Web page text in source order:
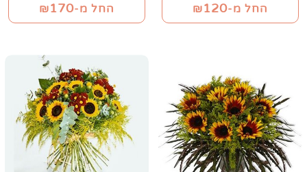
החל מ-₪120 החל מ-₪170